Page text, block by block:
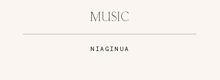
MUSIC
NIAGINUA